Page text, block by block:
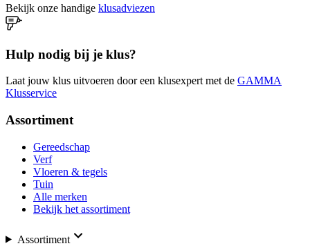
Bekijk onze handige klusadviezen
Hulp nodig bij je klus?
Laat jouw klus uitvoeren door een klusexpert met de GAMMA
Klusservice
Assortiment
Gereedschap
Verf
Vloeren & tegels
Tuin
Alle merken
Bekijk het assortiment
Assortiment